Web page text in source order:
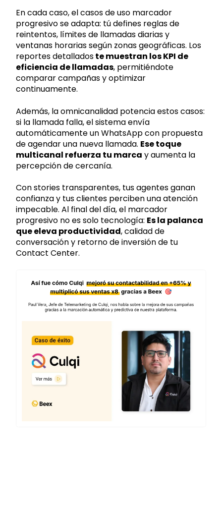
En cada caso, el casos de uso marcador
progresivo se adapta: tú defines reglas de
reintentos, límites de llamadas diarias y
ventanas horarias según zonas geográficas. Los
reportes detalladoste muestran los KPI de
eficiencia de llamadas, permitiéndote
comparar campañas y optimizar
continuamente.
Además, la omnicanalidad potencia estos casos:
si la llamada falla, el sistema envía
automáticamente un WhatsApp con propuesta
de agendar una nueva llamada. Ese toque
multicanal refuerza tu marca y aumenta la
percepción de cercanía.
Con stories transparentes, tus agentes ganan
confianza y tus clientes perciben una atención
impecable. Al final del día, el marcador
progresivo no es solo tecnología: Es la palanca
que eleva productividad, calidad de
conversación y retorno de inversión de tu
Contact Center.